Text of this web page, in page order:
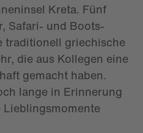
Kreta. Fünf
Safari- und Boots-
traditionell griechische
die aus Kollegen eine
gemacht haben.
lange in Erinnerung